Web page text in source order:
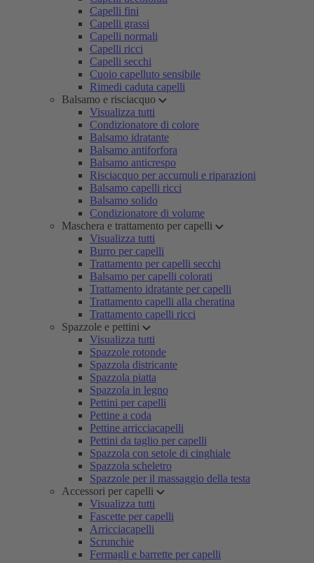
Capelli fini
Capelli grassi
Capelli normali
Capelli ricci
Capelli secchi
Cuoio capelluto sensibile
Rimedi caduta capelli
Balsamo e risciacquo
Visualizza tutti
Condizionatore di colore
Balsamo idratante
Balsamo antiforfora
Balsamo anticrespo
Risciacquo per accumuli e riparazioni
Balsamo capelli ricci
Balsamo solido
Condizionatore di volume
Maschera e trattamento per capelli
Visualizza tutti
Burro per capelli
Trattamento per capelli secchi
Balsamo per capelli colorati
Trattamento idratante per capelli
Trattamento capelli alla cheratina
Trattamento capelli ricci
Spazzole e pettini
Visualizza tutti
Spazzole rotonde
Spazzola districante
Spazzola piatta
Spazzola in legno
Pettini per capelli
Pettine a coda
Pettine arricciacapelli
Pettini da taglio per capelli
Spazzola con setole di cinghiale
Spazzola scheletro
Spazzole per il massaggio della testa
Accessori per capelli
Visualizza tutti
Fascette per capelli
Arricciacapelli
Scrunchie
Fermagli e barrette per capelli